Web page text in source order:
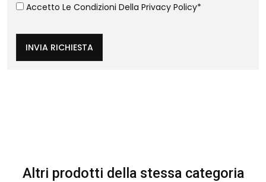
Accetto Le Condizioni Della Privacy Policy*
INVIA RICHIESTA
Altri prodotti della stessa categoria